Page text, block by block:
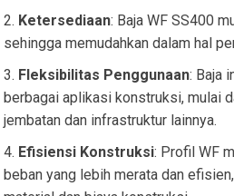
Ketersediaan: Baja WF SS400
sehingga memudahkan dalam hal
Fleksibilitas Penggunaan: Baja
berbagai aplikasi konstruksi, mulai
jembatan dan infrastruktur lainnya.
Efisiensi Konstruksi: Profil WF
beban yang lebih merata dan